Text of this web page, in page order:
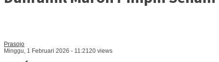
Prasojo
Minggu, 1 Februari 2026 - 11:2120 views